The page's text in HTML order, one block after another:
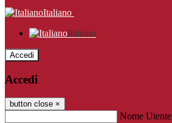
Italiano
Italiano
Accedi
Accedi
button close ×
Nome Utente